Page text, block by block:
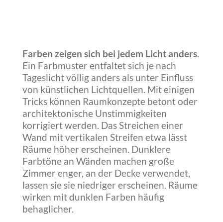
Farben zeigen sich bei jedem Licht anders.
Ein Farbmuster entfaltet sich je nach
Tageslicht völlig anders als unter Einfluss
von künstlichen Lichtquellen. Mit einigen
Tricks können Raumkonzepte betont oder
architektonische Unstimmigkeiten
korrigiert werden. Das Streichen einer
Wand mit vertikalen Streifen etwa lässt
Räume höher erscheinen. Dunklere
Farbtöne an Wänden machen große
Zimmer enger, an der Decke verwendet,
lassen sie sie niedriger erscheinen. Räume
wirken mit dunklen Farben häufig
behaglicher.